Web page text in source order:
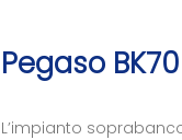
Pegaso BK70
L’impianto